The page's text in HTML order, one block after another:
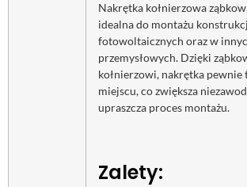
Nakrętka kołnierzowa
idealna do montażu
fotowoltaicznych oraz w
przemysłowych. Dzięki
kołnierzowi, nakrętka pewnie
miejscu, co zwiększa
upraszcza proces montażu.
Zalety: